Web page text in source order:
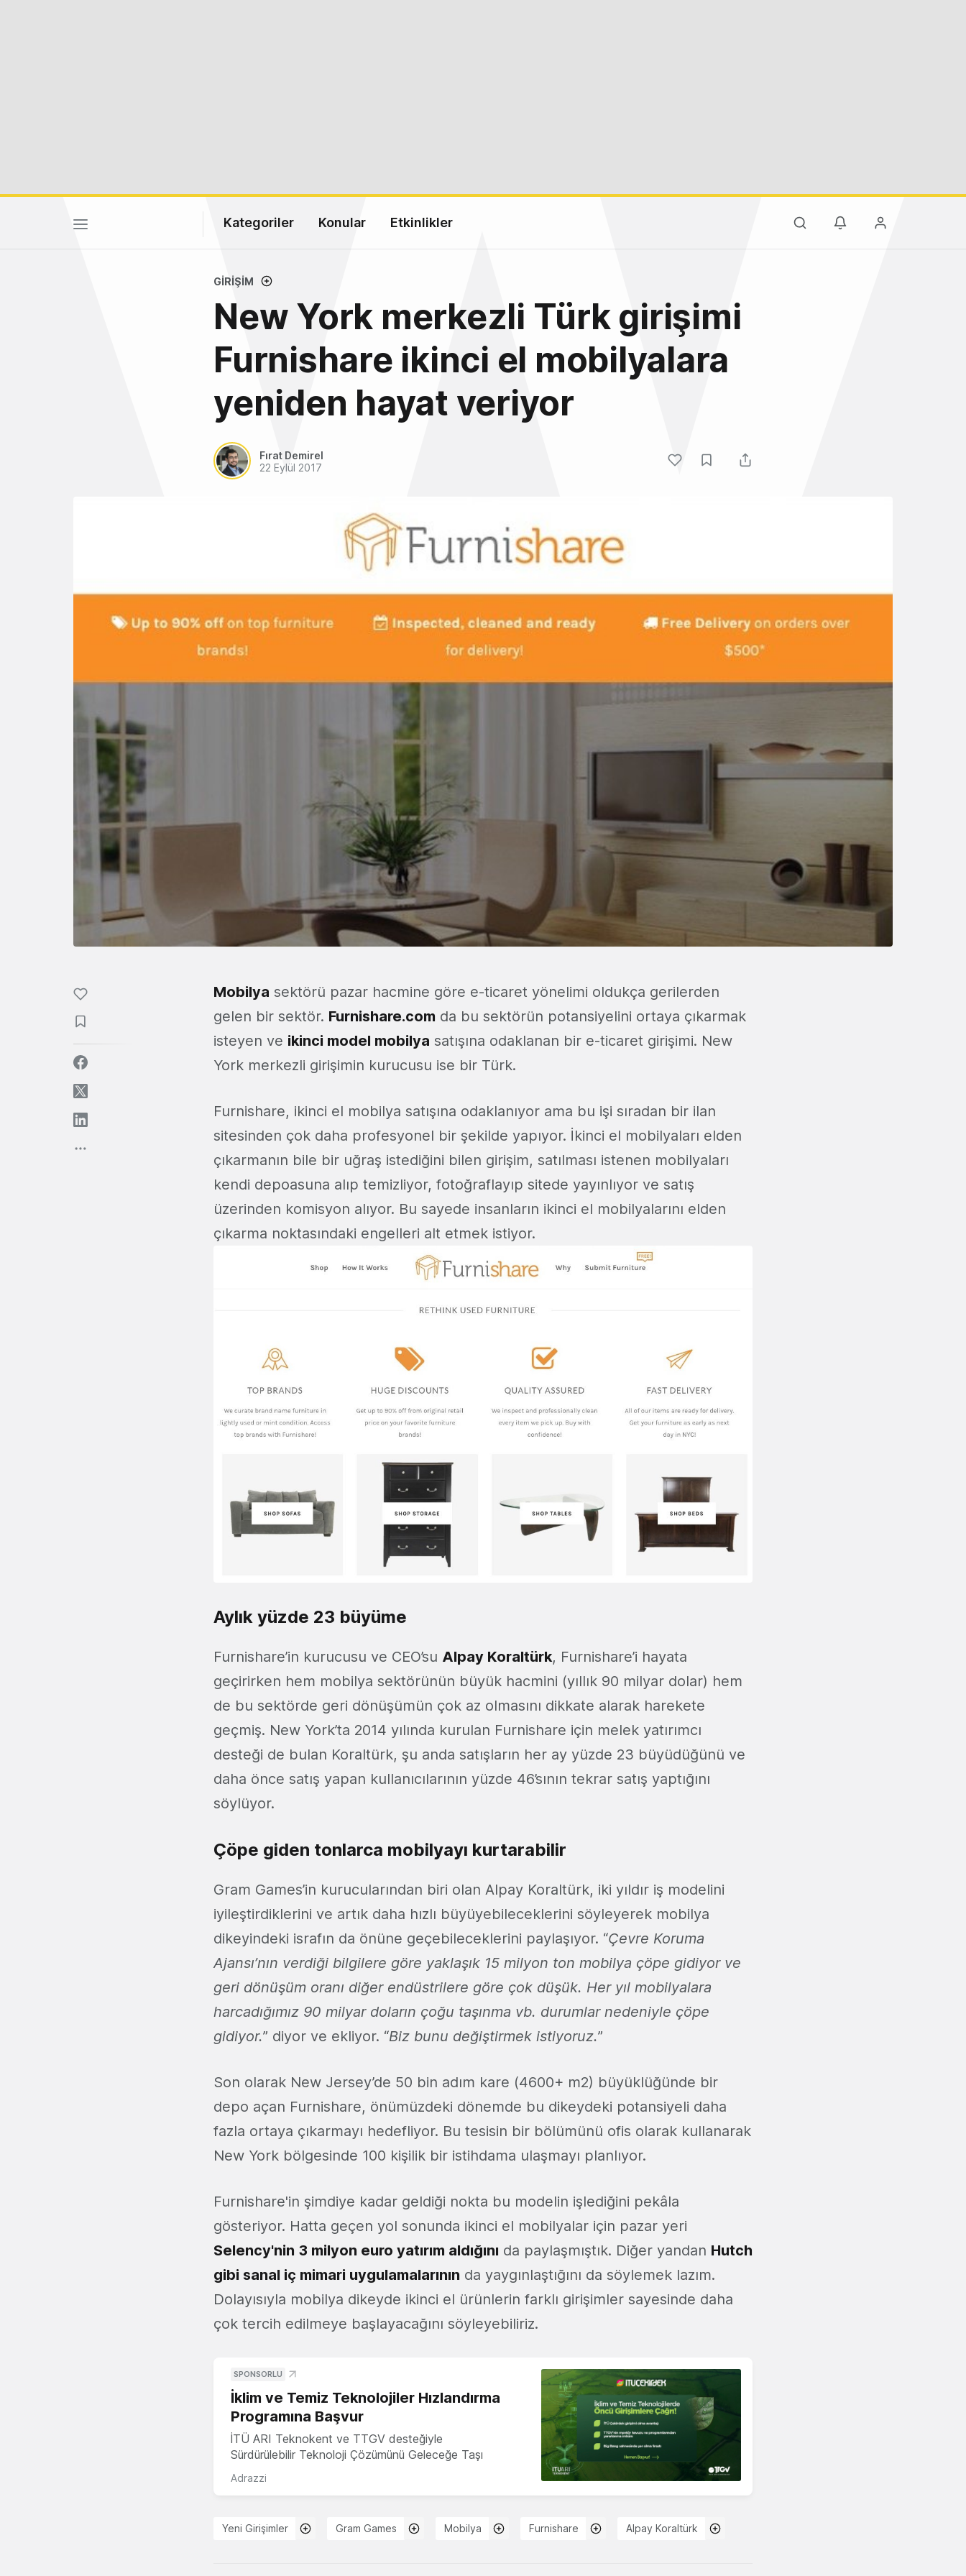
Kategoriler Konular Etkinlikler
GIRIŞIM
New York merkezli Türk girişimi
Furnishare ikinci el mobilyalara
yeniden hayat veriyor
Fırat Demirel
22 Eylül 2017
Mobilya sektörü pazar hacmine göre e-ticaret yönelimi oldukça gerilerden
gelen bir sektör. Furnishare.com da bu sektörün potansiyelini ortaya çıkarmak
isteyen ve ikinci model mobilya satışına odaklanan bir e-ticaret girişimi. New
York merkezli girişimin kurucusu ise bir Türk.
Furnishare, ikinci el mobilya satışına odaklanıyor ama bu işi sıradan bir ilan
sitesinden çok daha profesyonel bir şekilde yapıyor. İkinci el mobilyaları elden
çıkarmanın bile bir uğraş istediğini bilen girişim, satılması istenen mobilyaları
kendi depoasuna alıp temizliyor, fotoğraflayıp sitede yayınlıyor ve satış
üzerinden komisyon alıyor. Bu sayede insanların ikinci el mobilyalarını elden
çıkarma noktasındaki engelleri alt etmek istiyor.
Aylık yüzde 23 büyüme
Furnishare’in kurucusu ve CEO’su Alpay Koraltürk, Furnishare’i hayata
geçirirken hem mobilya sektörünün büyük hacmini (yıllık 90 milyar dolar) hem
de bu sektörde geri dönüşümün çok az olmasını dikkate alarak harekete
geçmiş. New York’ta 2014 yılında kurulan Furnishare için melek yatırımcı
desteği de bulan Koraltürk, şu anda satışların her ay yüzde 23 büyüdüğünü ve
daha önce satış yapan kullanıcılarının yüzde 46’sının tekrar satış yaptığını
söylüyor.
Çöpe giden tonlarca mobilyayı kurtarabilir
Gram Games’in kurucularından biri olan Alpay Koraltürk, iki yıldır iş modelini
iyileştirdiklerini ve artık daha hızlı büyüyebileceklerini söyleyerek mobilya
dikeyindeki israfın da önüne geçebileceklerini paylaşıyor. “Çevre Koruma
Ajansı’nın verdiği bilgilere göre yaklaşık 15 milyon ton mobilya çöpe gidiyor ve
geri dönüşüm oranı diğer endüstrilere göre çok düşük. Her yıl mobilyalara
harcadığımız 90 milyar doların çoğu taşınma vb. durumlar nedeniyle çöpe
gidiyor.” diyor ve ekliyor. “Biz bunu değiştirmek istiyoruz.”
Son olarak New Jersey’de 50 bin adım kare (4600+ m2) büyüklüğünde bir
depo açan Furnishare, önümüzdeki dönemde bu dikeydeki potansiyeli daha
fazla ortaya çıkarmayı hedefliyor. Bu tesisin bir bölümünü ofis olarak kullanarak
New York bölgesinde 100 kişilik bir istihdama ulaşmayı planlıyor.
Furnishare'in şimdiye kadar geldiği nokta bu modelin işlediğini pekâla
gösteriyor. Hatta geçen yol sonunda ikinci el mobilyalar için pazar yeri
Selency'nin 3 milyon euro yatırım aldığını da paylaşmıştık. Diğer yandan Hutch
gibi sanal iç mimari uygulamalarının da yaygınlaştığını da söylemek lazım.
Dolayısıyla mobilya dikeyde ikinci el ürünlerin farklı girişimler sayesinde daha
çok tercih edilmeye başlayacağını söyleyebiliriz.
SPONSORLU
İklim ve Temiz Teknolojiler Hızlandırma
Programına Başvur
İTÜ ARI Teknokent ve TTGV desteğiyle
Sürdürülebilir Teknoloji Çözümünü Geleceğe Taşı
Adrazzi
Yeni Girişimler Gram Games Mobilya Furnishare Alpay Koraltürk